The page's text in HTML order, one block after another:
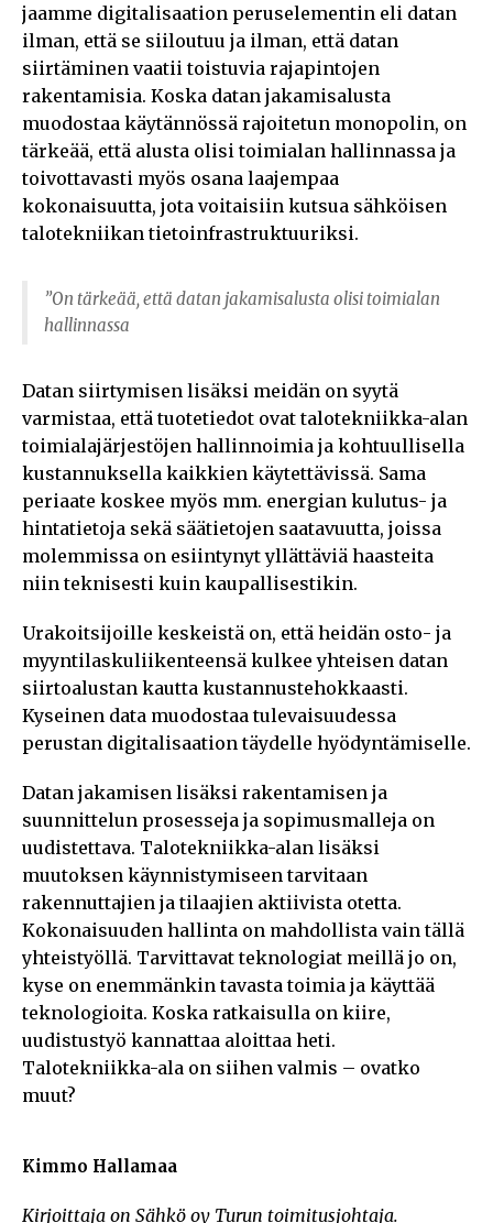
jaamme digitalisaation peruselementin eli datan
ilman, että se siiloutuu ja ilman, että datan
siirtäminen vaatii toistuvia rajapintojen
rakentamisia. Koska datan jakamisalusta
muodostaa käytännössä rajoitetun monopolin, on
tärkeää, että alusta olisi toimialan hallinnassa ja
toivottavasti myös osana laajempaa
kokonaisuutta, jota voitaisiin kutsua sähköisen
talotekniikan tietoinfrastruktuuriksi.
”On tärkeää, että datan jakamisalusta olisi toimialan
hallinnassa
Datan siirtymisen lisäksi meidän on syytä
varmistaa, että tuotetiedot ovat talotekniikka-alan
toimialajärjestöjen hallinnoimia ja kohtuullisella
kustannuksella kaikkien käytettävissä. Sama
periaate koskee myös mm. energian kulutus- ja
hintatietoja sekä säätietojen saatavuutta, joissa
molemmissa on esiintynyt yllättäviä haasteita
niin teknisesti kuin kaupallisestikin.
Urakoitsijoille keskeistä on, että heidän osto- ja
myyntilaskuliikenteensä kulkee yhteisen datan
siirtoalustan kautta kustannustehokkaasti.
Kyseinen data muodostaa tulevaisuudessa
perustan digitalisaation täydelle hyödyntämiselle.
Datan jakamisen lisäksi rakentamisen ja
suunnittelun prosesseja ja sopimusmalleja on
uudistettava. Talotekniikka-alan lisäksi
muutoksen käynnistymiseen tarvitaan
rakennuttajien ja tilaajien aktiivista otetta.
Kokonaisuuden hallinta on mahdollista vain tällä
yhteistyöllä. Tarvittavat teknologiat meillä jo on,
kyse on enemmänkin tavasta toimia ja käyttää
teknologioita. Koska ratkaisulla on kiire,
uudistustyö kannattaa aloittaa heti.
Talotekniikka-ala on siihen valmis – ovatko
muut?
Kimmo Hallamaa
Kirjoittaja on Sähkö oy Turun toimitusjohtaja.